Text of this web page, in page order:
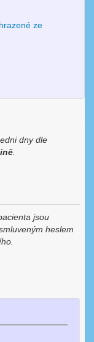
ze
dny dle
.
jsou
heslem